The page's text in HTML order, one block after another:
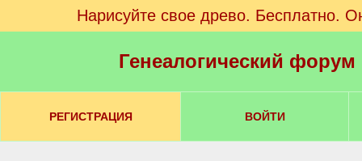
Нарисуйте свое древо. Бесплатно.
Генеалогический
РЕГИСТРАЦИЯ ВОЙТИ